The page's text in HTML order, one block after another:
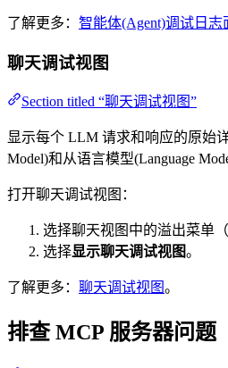
了解更多： 智能体(Agent)调试日志
聊天调试视图
Section titled “聊天调试视图”
显示每个 LLM 请求和响应的原始
Model)和从语言模型(Language
打开聊天调试视图：
选择聊天视图中的溢出菜单（
选择显示聊天调试视图。
了解更多： 聊天调试视图。
排查 MCP 服务器问题